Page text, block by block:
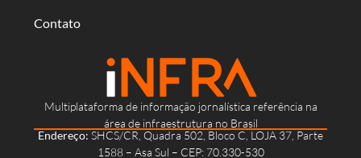
Multiplataforma de informação jornalística referência na
área de infraestrutura no Brasil
Endereço: SHCS/CR, Quadra 502, Bloco C, LOJA 37, Parte
1588 – Asa Sul – CEP: 70.330-530
Contato